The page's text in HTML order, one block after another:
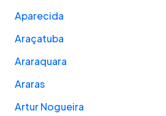
Aparecida
Araçatuba
Araraquara
Araras
Artur Nogueira